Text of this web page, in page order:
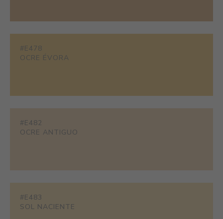
#E478
OCRE ÉVORA
#E482
OCRE ANTIGUO
#E483
SOL NACIENTE